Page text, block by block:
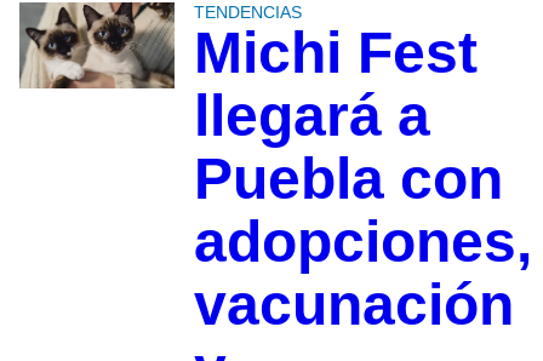
TENDENCIAS
Michi Fest
llegará a
Puebla con
adopciones,
vacunación